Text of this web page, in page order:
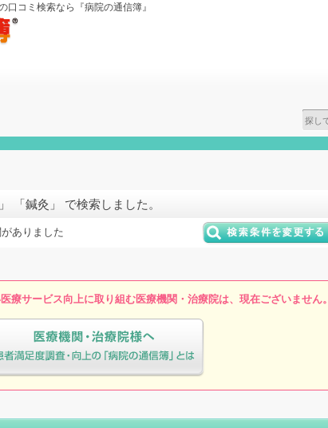
口コミ検索なら『病院の通信簿』
「鍼灸」 で検索しました。
ありました
療サービス向上に取り組む医療機関・治療院は、現在ございません。